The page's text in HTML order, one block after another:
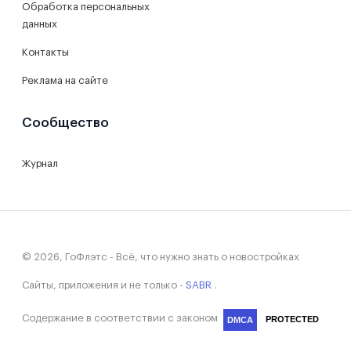
Обработка персональных
данных
Контакты
Реклама на сайте
Сообщество
Журнал
© 2026, ГоФлэтс - Всё, что нужно знать о новостройках
Сайты, приложения и не только - SABR
Содержание в соответствии с законом DMCA PROTECTED